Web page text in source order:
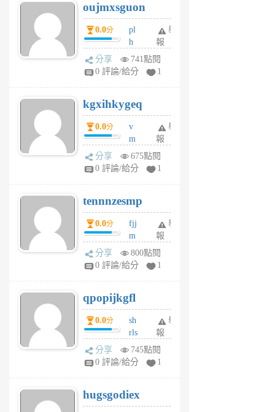
個
月
前
個
月
前
oujmxsguon
0.0分
pl
h
wi
w
6
個
月
前
舉
報
分享
741點閱
0 評論/給分
1
kgxihkygeq
0.0分
v
m
sg
sr
6
個
月
前
舉
報
分享
675點閱
0 評論/給分
1
tennnzesmp
0.0分
fjj
m
w
rs
6
個
月
前
舉
報
分享
800點閱
0 評論/給分
1
qpopijkgfl
0.0分
sh
rls
k
m
6
個
舉
報
分享
745點閱
0 評論/給分
1
hugsgodiex